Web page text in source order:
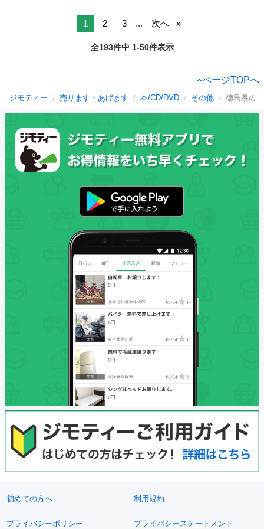
1 2 3 ... 次へ
全193件中 1-50件表示
ページTOPへ
ジモティー 売ります・あげます 本/CD/DVD その他 徳島県の
初めての方へ 利用規約
プライバシーポリシー プライバシーステートメント